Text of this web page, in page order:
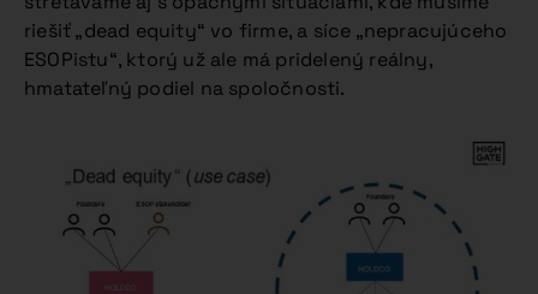
riešiť „dead equity“ vo firme, a síce „nepracujúceho
ESOPistu“, ktorý už ale má pridelený reálny,
hmatateľný podiel na spoločnosti.